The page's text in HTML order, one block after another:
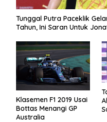
Tunggal Putra Paceklik
Tahun, Ini Saran Untuk
Klasemen F1 2019 Usai
Bottas Menangi GP
Australia